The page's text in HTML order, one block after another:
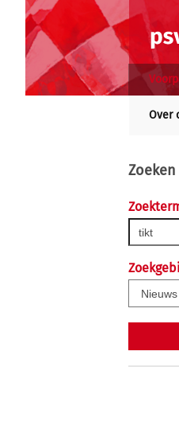
Over